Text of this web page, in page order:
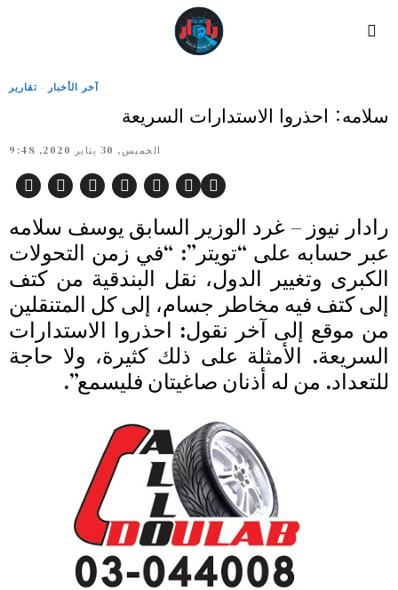
آخر الأخبار · تقارير
سلامه: احذروا الاستدارات السريعة
الخميس, 30 يناير 2020, 9:48
رادار نيوز – غرد الوزير السابق يوسف سلامه
عبر حسابه على “تويتر”: “في زمن التحولات
الكبرى وتغيير الدول، نقل البندقية من كتف
إلى كتف فيه مخاطر جسام، إلى كل المتنقلين
من موقع إلى آخر نقول: احذروا الاستدارات
السريعة. الأمثلة على ذلك كثيرة، ولا حاجة
للتعداد. من له أذنان صاغيتان فليسمع”.